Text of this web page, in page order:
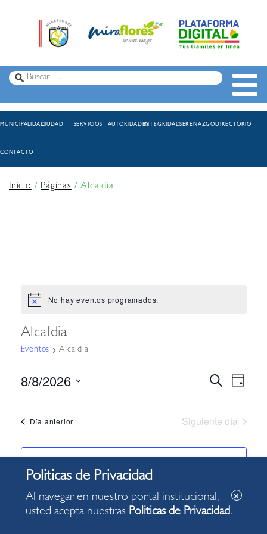
MUNICIPALIDADCIUDAD SERVICIOS AUTORIDADESINTEGRIDADSERENAZGODIRECTORIO
CONTACTO
Inicio/Páginas/Alcaldia
Aviso No hay eventos programados.
Alcaldia
Eventos Alcaldia
de
y
de
Buscar
de
Día
8/8/2026
Día anterior Siguiente día
Al navegar en nuestro portal institucional,
usted acepta nuestras Politicas de Privacidad.